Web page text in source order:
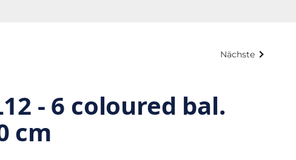
Nächste
- 6 coloured bal.
cm